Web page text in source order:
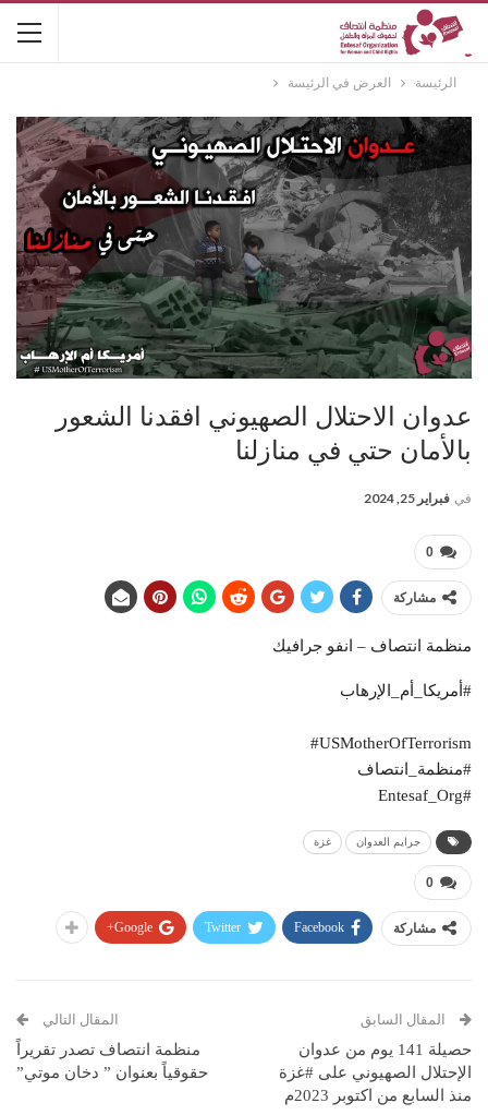
الرئيسة العرض في الرئيسة
عدوان الاحتلال الصهيوني افقدنا الشعور
بالأمان حتي في منازلنا
في فبراير 25, 2024
0
مشاركة
منظمة انتصاف – انفو جرافيك
#أمريكا_أم_الإرهاب
‎#USMotherOfTerrorism
#منظمة_انتصاف
#Entesaf_Org
جرايم العدوان غزة
0
مشاركة Facebook
Twitter
Google+
المقال السابق
حصيلة 141 يوم من عدوان
الإحتلال الصهيوني على #غزة
منذ السابع من اكتوبر 2023م
المقال التالي
منظمة انتصاف تصدر تقريراً
حقوقياً بعنوان ” دخان موتي”